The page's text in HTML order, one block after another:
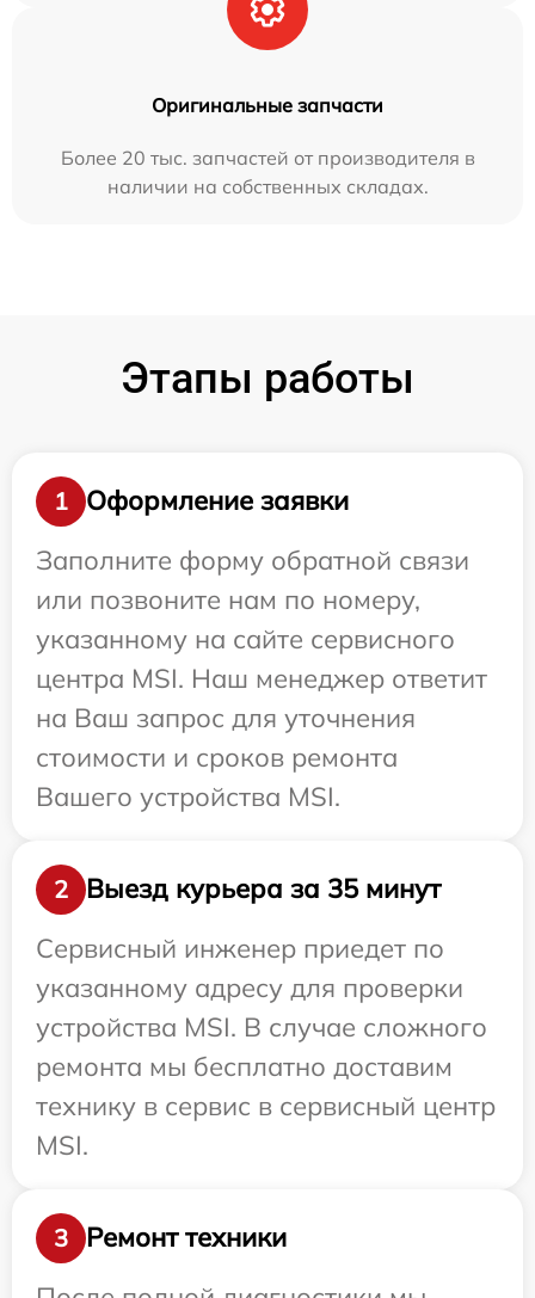
Оригинальные запчасти
Более 20 тыс. запчастей от производителя в
наличии на собственных складах.
Этапы работы
1
Оформление заявки
Заполните форму обратной связи
или позвоните нам по номеру,
указанному на сайте сервисного
центра MSI. Наш менеджер ответит
на Ваш запрос для уточнения
стоимости и сроков ремонта
Вашего устройства MSI.
2
Выезд курьера за 35 минут
Сервисный инженер приедет по
указанному адресу для проверки
устройства MSI. В случае сложного
ремонта мы бесплатно доставим
технику в сервис в сервисный центр
MSI.
3
Ремонт техники